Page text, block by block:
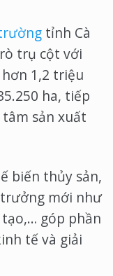
tỉnh Cà
trụ cột với
1,2 triệu
ha, tiếp
sản xuất
biến thủy sản,
mới như
góp phần
tế và giải